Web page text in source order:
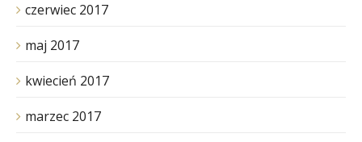
czerwiec 2017
maj 2017
kwiecień 2017
marzec 2017